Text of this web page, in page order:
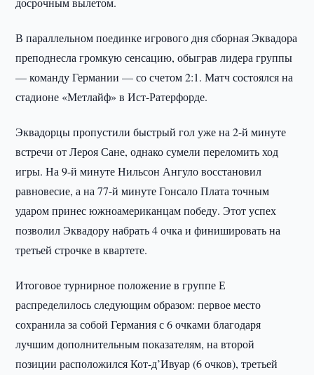
В параллельном поединке игрового дня сборная Эквадора
преподнесла громкую сенсацию, обыграв лидера группы
— команду Германии — со счетом 2:1. Матч состоялся на
стадионе «Метлайф» в Ист-Ратерфорде.
Эквадорцы пропустили быстрый гол уже на 2-й минуте
встречи от Лероя Сане, однако сумели переломить ход
игры. На 9-й минуте Нильсон Ангуло восстановил
равновесие, а на 77-й минуте Гонсало Плата точным
ударом принес южноамериканцам победу. Этот успех
позволил Эквадору набрать 4 очка и финишировать на
третьей строчке в квартете.
Итоговое турнирное положение в группе Е
распределилось следующим образом: первое место
сохранила за собой Германия с 6 очками благодаря
лучшим дополнительным показателям, на второй
позиции расположился Кот-д’Ивуар (6 очков), третьей